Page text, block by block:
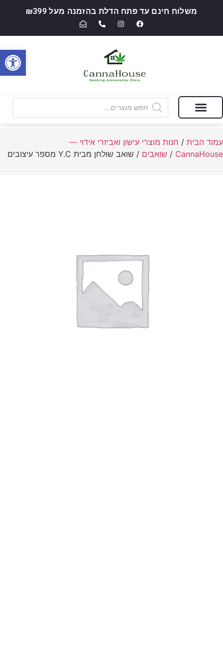
משלוח חינם עד פתח הדלת בהזמנה מעל ₪399
עמוד הבית / חנות מוצרי עישון ואביזרי אידוי —
CannaHouse
/ שואבים / שואב שולחן מבית Y.C מספר עיצובים
פתח